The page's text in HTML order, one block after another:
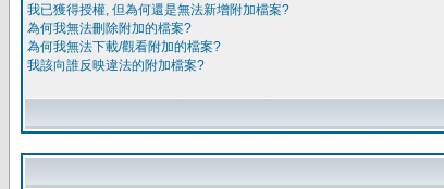
我已獲得授權, 但為何還是無法新增附加檔案?
為何我無法刪除附加的檔案?
為何我無法下載/觀看附加的檔案?
我該向誰反映違法的附加檔案?